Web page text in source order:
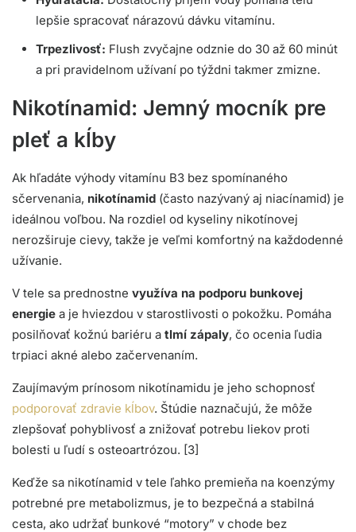
lepšie spracovať nárazovú dávku vitamínu.
Trpezlivosť: Flush zvyčajne odznie do 30 až 60 minút
a pri pravidelnom užívaní po týždni takmer zmizne.
Nikotínamid: Jemný mocník pre
pleť a kĺby
Ak hľadáte výhody vitamínu B3 bez spomínaného
sčervenania, nikotínamid (často nazývaný aj niacínamid) je
ideálnou voľbou. Na rozdiel od kyseliny nikotínovej
nerozširuje cievy, takže je veľmi komfortný na každodenné
užívanie.
V tele sa prednostne využíva na podporu bunkovej
energie a je hviezdou v starostlivosti o pokožku. Pomáha
posilňovať kožnú bariéru a tlmí zápaly, čo ocenia ľudia
trpiaci akné alebo začervenaním.
Zaujímavým prínosom nikotínamidu je jeho schopnosť
podporovať zdravie kĺbov. Štúdie naznačujú, že môže
zlepšovať pohyblivosť a znižovať potrebu liekov proti
bolesti u ľudí s osteoartrózou. [3]
Keďže sa nikotínamid v tele ľahko premieňa na koenzýmy
potrebné pre metabolizmus, je to bezpečná a stabilná
cesta, ako udržať bunkové “motory” v chode bez